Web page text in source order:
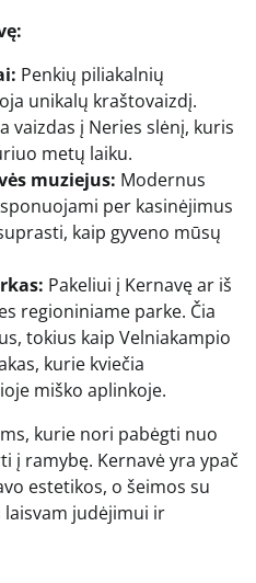
Penkių piliakalnių
unikalų kraštovaizdį.
vaizdas į Neries slėnį, kuris
metų laiku.
muziejus: Modernus
per kasinėjimus
kaip gyveno mūsų
Pakeliui į Kernavę ar iš
regioniniame parke. Čia
tokius kaip Velniakampio
kurie kviečia
miško aplinkoje.
kurie nori pabėgti nuo
į ramybę. Kernavė yra ypač
estetikos, o šeimos su
laisvam judėjimui ir